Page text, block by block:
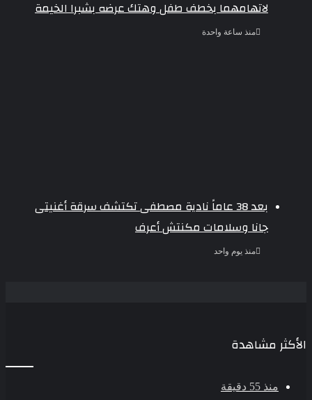
لاتهامهما بخطف طفل وهتك عرضه بشبرا الخيمة
منذ ساعة واحدة
بعد 38 عاماً نادية مصطفى تكتشف سرقة أغنيتى
جانا وسلامات مكنتش أعرف
منذ يوم واحد
الأكثر مشاهدة
منذ 55 دقيقة